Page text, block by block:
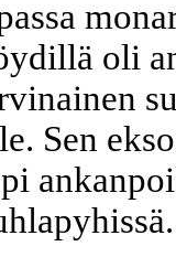
oli
Sen